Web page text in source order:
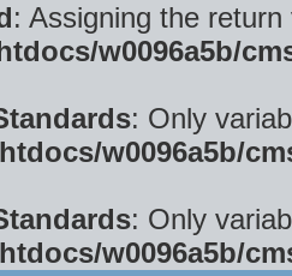
: Assigning the
w0096a5b/
: Only
w0096a5b/
: Only
w0096a5b/